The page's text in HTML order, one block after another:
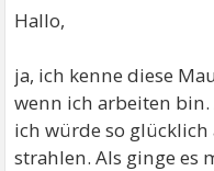
Hallo,
ja, ich kenne diese
wenn ich arbeiten
ich würde so
strahlen. Als ginge es